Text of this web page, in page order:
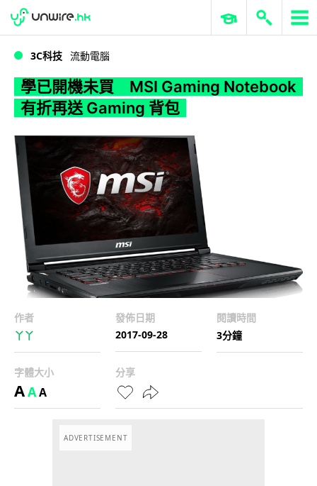
WWDC 2026 ERP 與商業 AI
3C科技 流動電腦
學已開機未買 MSI Gaming Notebook
有折再送 Gaming 背包
作者
丫丫
發佈日期
2017-09-28
閱讀時間
3分鐘
字體大小
AAA
分享
ADVERTISEMENT